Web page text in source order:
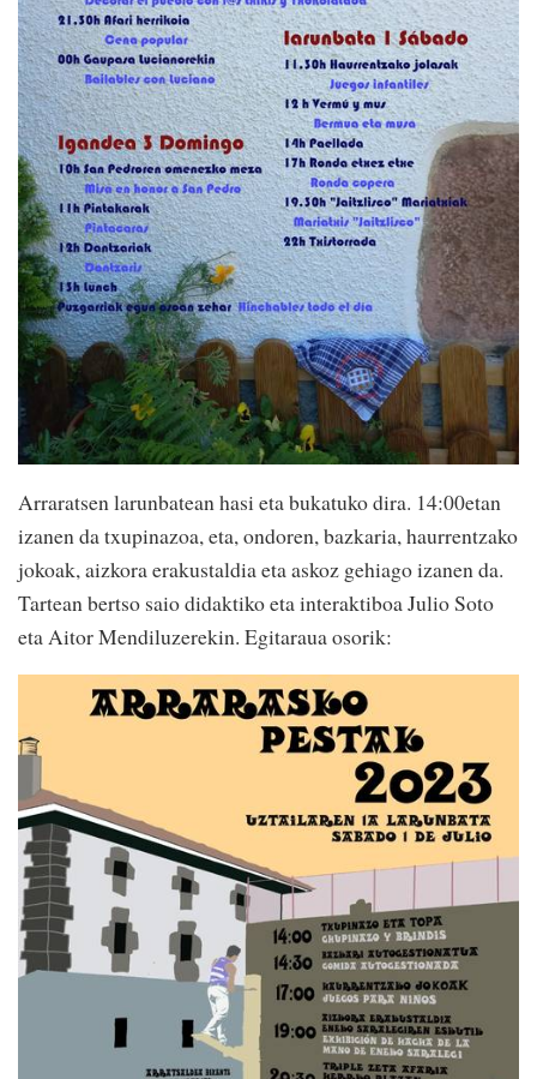
Arraratsen larunbatean hasi eta bukatuko dira. 14:00etan
izanen da txupinazoa, eta, ondoren, bazkaria, haurrentzako
jokoak, aizkora erakustaldia eta askoz gehiago izanen da.
Tartean bertso saio didaktiko eta interaktiboa Julio Soto
eta Aitor Mendiluzerekin. Egitaraua osorik: